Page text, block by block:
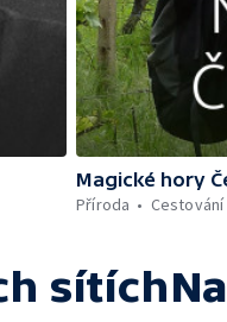
Magické hory
Příroda
Cestování
sítích